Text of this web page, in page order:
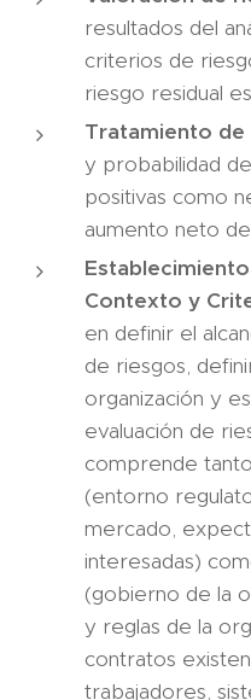
resultados del
criterios de
riesgo residual
Tratamiento de
y probabilidad
positivas como
aumento neto
Contexto y
en definir el
de riesgos,
organización y
evaluación de
comprende
(entorno
mercado,
interesadas)
(gobierno de la
y reglas de la
contratos
trabajadores,